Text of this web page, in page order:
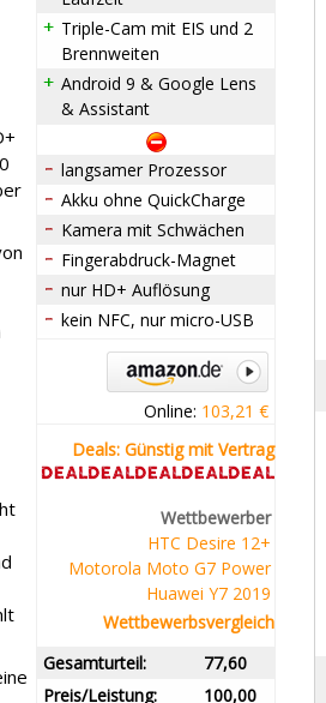
Triple-Cam mit EIS und 2
Brennweiten
Android 9 & Google Lens
& Assistant
langsamer Prozessor
Akku ohne QuickCharge
Kamera mit Schwächen
Fingerabdruck-Magnet
nur HD+ Auflösung
kein NFC, nur micro-USB
Online: 103,21 €
Deals: Günstig mit Vertrag
Wettbewerber
HTC Desire 12+
Motorola Moto G7 Power
Huawei Y7 2019
Wettbewerbsvergleich
77,60
Gesamturteil:
100,00
Preis/Leistung: